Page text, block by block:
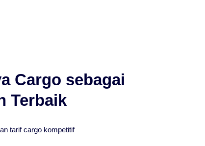
Cargo sebagai
Terbaik
tarif cargo kompetitif